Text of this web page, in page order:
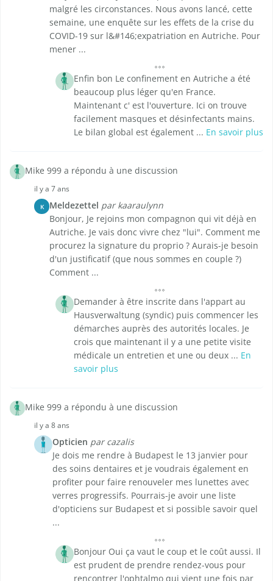
malgré les circonstances. Nous avons lancé, cette
semaine, une enquête sur les effets de la crise du
COVID-19 sur l&#146;expatriation en Autriche. Pour
mener ...
Enfin bon Le confinement en Autriche a été
beaucoup plus léger qu'en France.
Maintenant c' est l'ouverture. Ici on trouve
facilement masques et désinfectants mains.
Le bilan global est également ... En savoir plus
Mike 999 a répondu à une discussion
il y a 7 ans
K Meldezettel par kaaraulynn
Bonjour, Je rejoins mon compagnon qui vit déjà en
Autriche. Je vais donc vivre chez "lui". Comment me
procurez la signature du proprio ? Aurais-je besoin
d'un justificatif (que nous sommes en couple ?)
Comment ...
Demander à être inscrite dans l'appart au
Hausverwaltung (syndic) puis commencer les
démarches auprès des autorités locales. Je
crois que maintenant il y a une petite visite
médicale un entretien et une ou deux ... En
savoir plus
Mike 999 a répondu à une discussion
il y a 8 ans
Opticien par cazalis
Je dois me rendre à Budapest le 13 janvier pour
des soins dentaires et je voudrais également en
profiter pour faire renouveler mes lunettes avec
verres progressifs. Pourrais-je avoir une liste
d'opticiens sur Budapest et si possible savoir quel
...
Bonjour Oui ça vaut le coup et le coût aussi. Il
est prudent de prendre rendez-vous pour
rencontrer l'ophtalmo qui vient une fois par